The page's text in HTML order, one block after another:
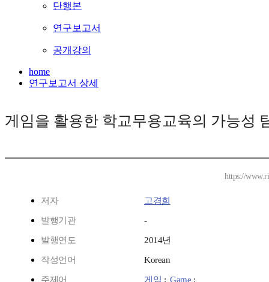
단행본
연구보고서
공개강의
home
연구보고서 상세
게임을 활용한 학교무용교육의 가능성
https://
저자 고경희
발행기관 -
발행연도 2014년
작성언어 Korean
주제어 게임 ; Game ;